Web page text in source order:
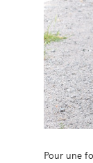
Pour une